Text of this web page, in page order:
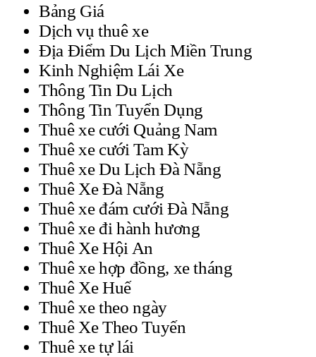
Bảng Giá
Dịch vụ thuê xe
Địa Điểm Du Lịch Miền Trung
Kinh Nghiệm Lái Xe
Thông Tin Du Lịch
Thông Tin Tuyển Dụng
Thuê xe cưới Quảng Nam
Thuê xe cưới Tam Kỳ
Thuê xe Du Lịch Đà Nẵng
Thuê Xe Đà Nẵng
Thuê xe đám cưới Đà Nẵng
Thuê xe đi hành hương
Thuê Xe Hội An
Thuê xe hợp đồng, xe tháng
Thuê Xe Huế
Thuê xe theo ngày
Thuê Xe Theo Tuyến
Thuê xe tự lái